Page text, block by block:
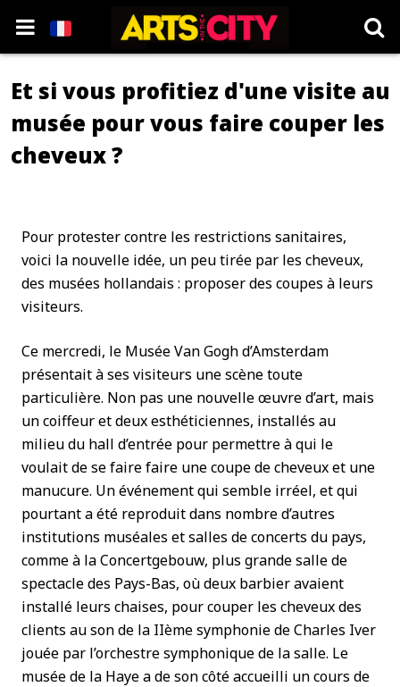
Et si vous profitiez d'une visite au
musée pour vous faire couper les
cheveux ?
Pour protester contre les restrictions sanitaires,
voici la nouvelle idée, un peu tirée par les cheveux,
des musées hollandais : proposer des coupes à leurs
visiteurs.
Ce mercredi, le Musée Van Gogh d’Amsterdam
présentait à ses visiteurs une scène toute
particulière. Non pas une nouvelle œuvre d’art, mais
un coiffeur et deux esthéticiennes, installés au
milieu du hall d’entrée pour permettre à qui le
voulait de se faire faire une coupe de cheveux et une
manucure. Un événement qui semble irréel, et qui
pourtant a été reproduit dans nombre d’autres
institutions muséales et salles de concerts du pays,
comme à la Concertgebouw, plus grande salle de
spectacle des Pays-Bas, où deux barbier avaient
installé leurs chaises, pour couper les cheveux des
clients au son de la IIème symphonie de Charles Iver
jouée par l’orchestre symphonique de la salle. Le
musée de la Haye a de son côté accueilli un cours de